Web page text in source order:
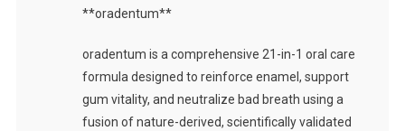
**oradentum**
oradentum is a comprehensive 21-in-1 oral care
formula designed to reinforce enamel, support
gum vitality, and neutralize bad breath using a
fusion of nature-derived, scientifically validated